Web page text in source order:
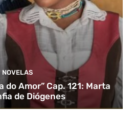
NOVELAS
do Amor” Cap. 121: Marta
de Diógenes